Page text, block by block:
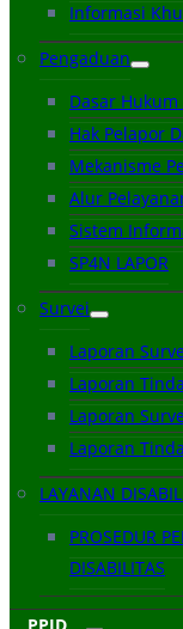
Informasi
Pengaduan
Dasar
Hak Pelapor
Mekanisme
Alur
Sistem
SP4N LAPOR
Survei
Laporan
Laporan
Laporan
Laporan
LAYANAN
PROSEDUR
DISABILITAS